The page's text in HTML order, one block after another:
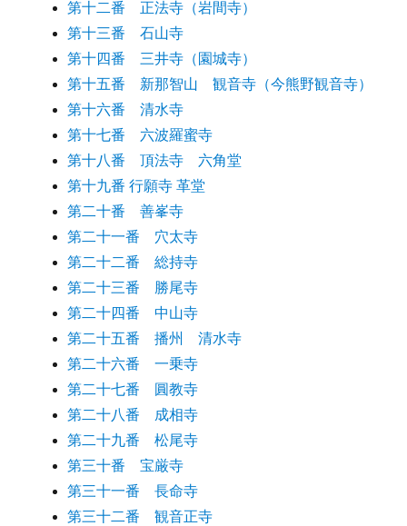
第十二番 正法寺（岩間寺）
第十三番 石山寺
第十四番 三井寺（園城寺）
第十五番 新那智山 観音寺（今熊野観音寺）
第十六番 清水寺
第十七番 六波羅蜜寺
第十八番 頂法寺 六角堂
第十九番 行願寺 革堂
第二十番 善峯寺
第二十一番 穴太寺
第二十二番 総持寺
第二十三番 勝尾寺
第二十四番 中山寺
第二十五番 播州 清水寺
第二十六番 一乗寺
第二十七番 圓教寺
第二十八番 成相寺
第二十九番 松尾寺
第三十番 宝厳寺
第三十一番 長命寺
第三十二番 観音正寺